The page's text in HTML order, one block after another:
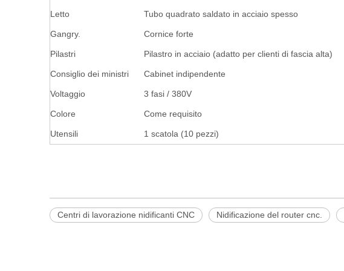
Letto Tubo quadrato saldato in acciaio spesso
Gangry. Cornice forte
Pilastri Pilastro in acciaio (adatto per clienti di fascia alta)
Consiglio dei ministri Cabinet indipendente
Voltaggio 3 fasi / 380V
Colore Come requisito
Utensili 1 scatola (10 pezzi)
Centri di lavorazione nidificanti CNC Nidificazione del router cnc.